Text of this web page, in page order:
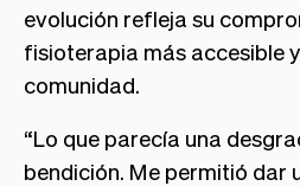
evolución refleja su
fisioterapia más accesible
comunidad.
“Lo que parecía una
bendición. Me permitió dar